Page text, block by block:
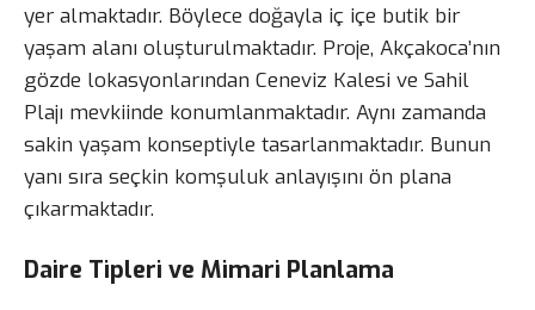
yer almaktadır. Böylece doğayla iç içe butik bir
yaşam alanı oluşturulmaktadır. Proje, Akçakoca’nın
gözde lokasyonlarından Ceneviz Kalesi ve Sahil
Plajı mevkiinde konumlanmaktadır. Aynı zamanda
sakin yaşam konseptiyle tasarlanmaktadır. Bunun
yanı sıra seçkin komşuluk anlayışını ön plana
çıkarmaktadır.
Daire Tipleri ve Mimari Planlama